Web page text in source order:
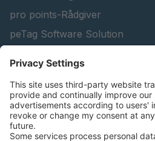
pro points-Rådgiver
peTag Software Solution
Konfigurator for snøkjeder -
Finn skogbruksprodukter
Kataloger
JURIDISK INFORMASJON